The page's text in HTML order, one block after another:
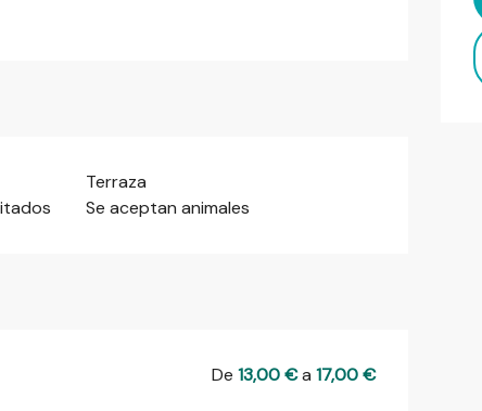
Terraza
Se aceptan animales
De13,00 €a17,00 €